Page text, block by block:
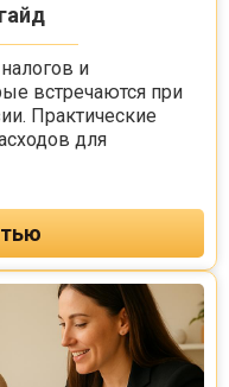
и
встречаются при
Практические
для